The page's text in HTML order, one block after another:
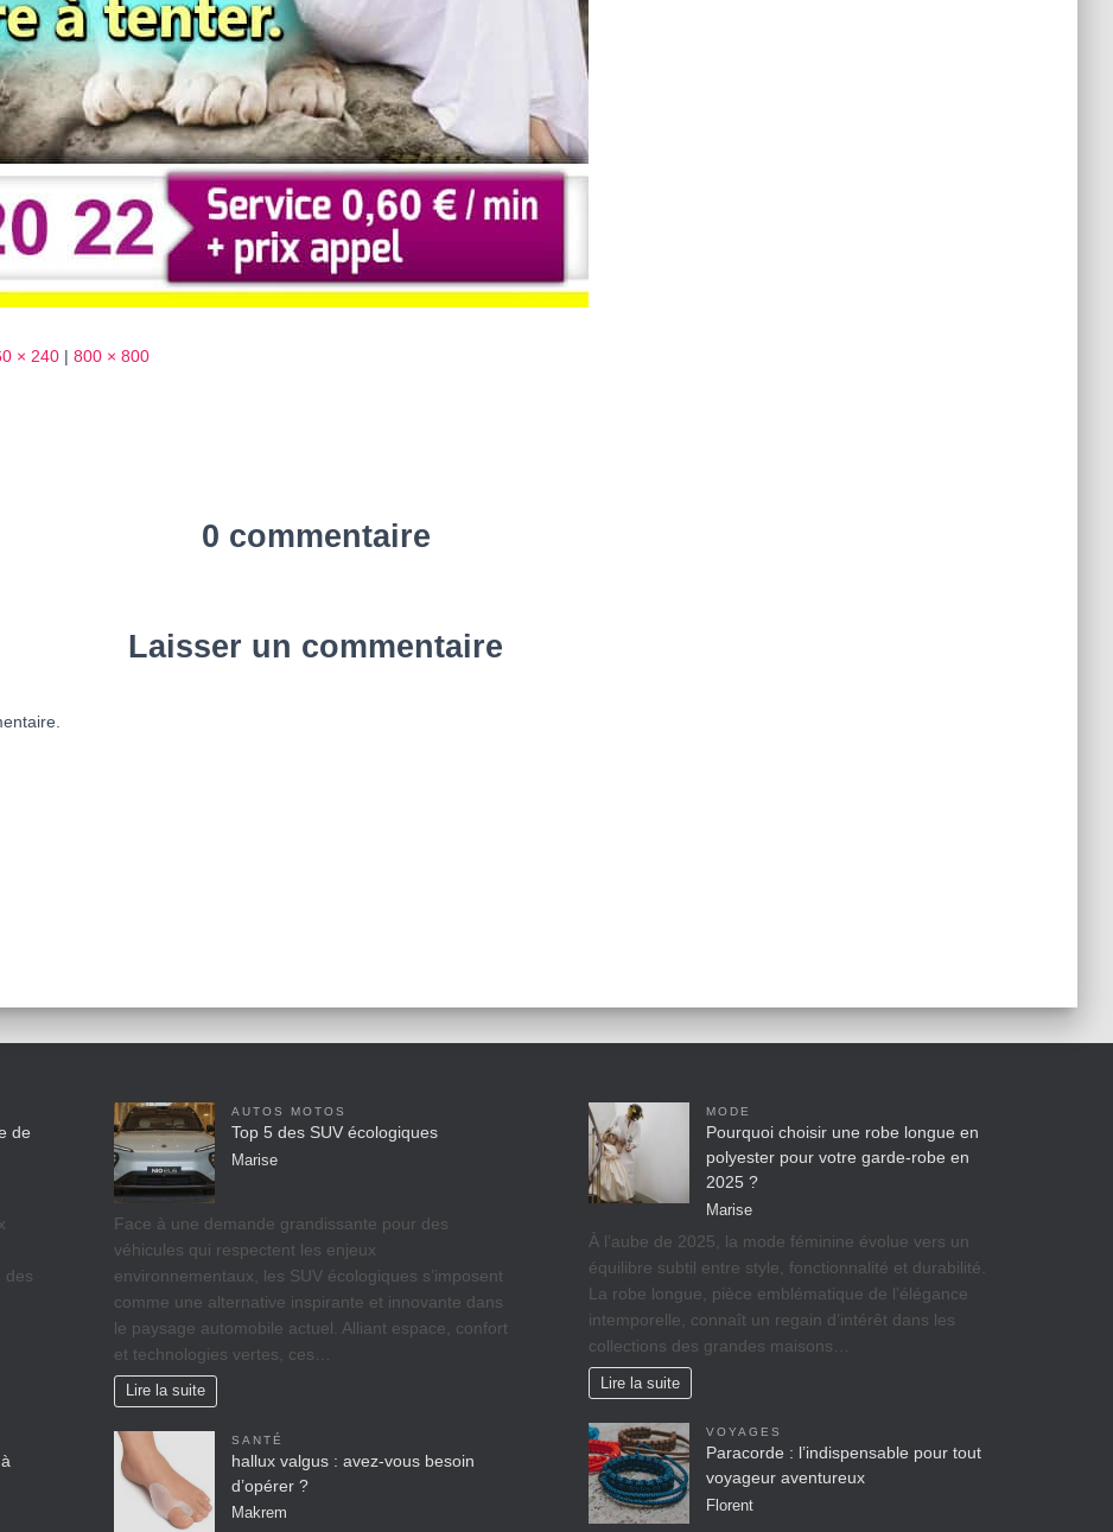
× 240 | 800 × 800
0 commentaire
Laisser un commentaire
de
des
AUTOS MOTOS
Top 5 des SUV écologiques
Marise
Face à une demande grandissante pour des
véhicules qui respectent les enjeux
environnementaux, les SUV écologiques s’imposent
comme une alternative inspirante et innovante dans
le paysage automobile actuel. Alliant espace, confort
et technologies vertes, ces…
Lire la suite
SANTÉ
hallux valgus : avez-vous besoin
d’opérer ?
Makrem
MODE
Pourquoi choisir une robe longue en
polyester pour votre garde-robe en
2025 ?
Marise
À l’aube de 2025, la mode féminine évolue vers un
équilibre subtil entre style, fonctionnalité et durabilité.
La robe longue, pièce emblématique de l’élégance
intemporelle, connaît un regain d’intérêt dans les
collections des grandes maisons…
Lire la suite
VOYAGES
Paracorde : l’indispensable pour tout
voyageur aventureux
Florent